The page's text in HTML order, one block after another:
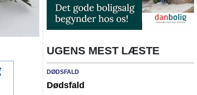
UGENS MEST LÆSTE
DØDSFALD
Dødsfald